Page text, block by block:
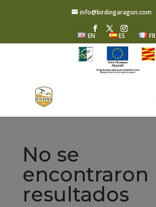
info@birdingaragon.com
EN ES FR
No se
encontraron
resultados